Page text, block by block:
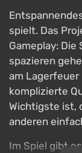
spielt. Das
Gameplay: Die
spazieren
am
komplizierte
Wichtigste ist,
anderen
Im Spiel gibt